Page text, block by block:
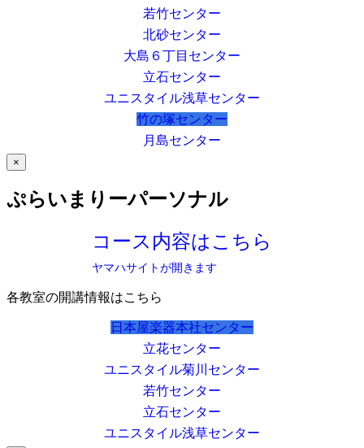
若竹センター
北砂センター
大島６丁目センター
立石センター
ユニスタイル浅草センター
竹の塚センター
月島センター
×
ぷらいまりーパーソナル
コース内容はこちら
ヤマハサイトが開きます
各教室の開講情報はこちら
日本屋楽器本社センター
立花センター
ユニスタイル菊川センター
若竹センター
立石センター
ユニスタイル浅草センター